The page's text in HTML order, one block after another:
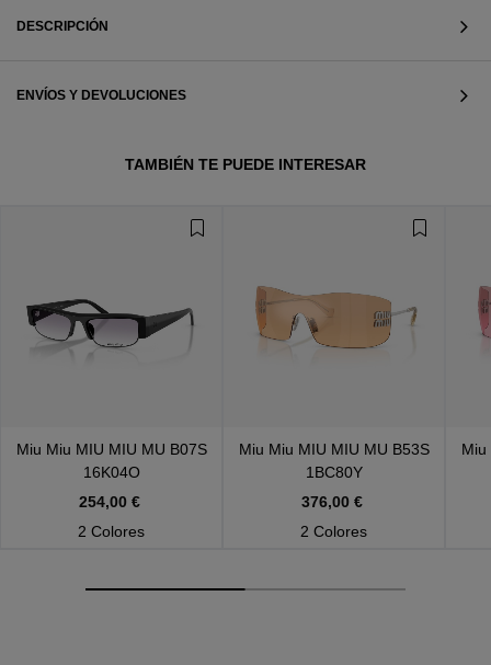
DESCRIPCIÓN
ENVÍOS Y DEVOLUCIONES
TAMBIÉN TE PUEDE INTERESAR
Miu Miu MIU MIU MU B07S
16K04O
254,00 €
2 Colores
Miu Miu MIU MIU MU B53S
1BC80Y
376,00 €
2 Colores